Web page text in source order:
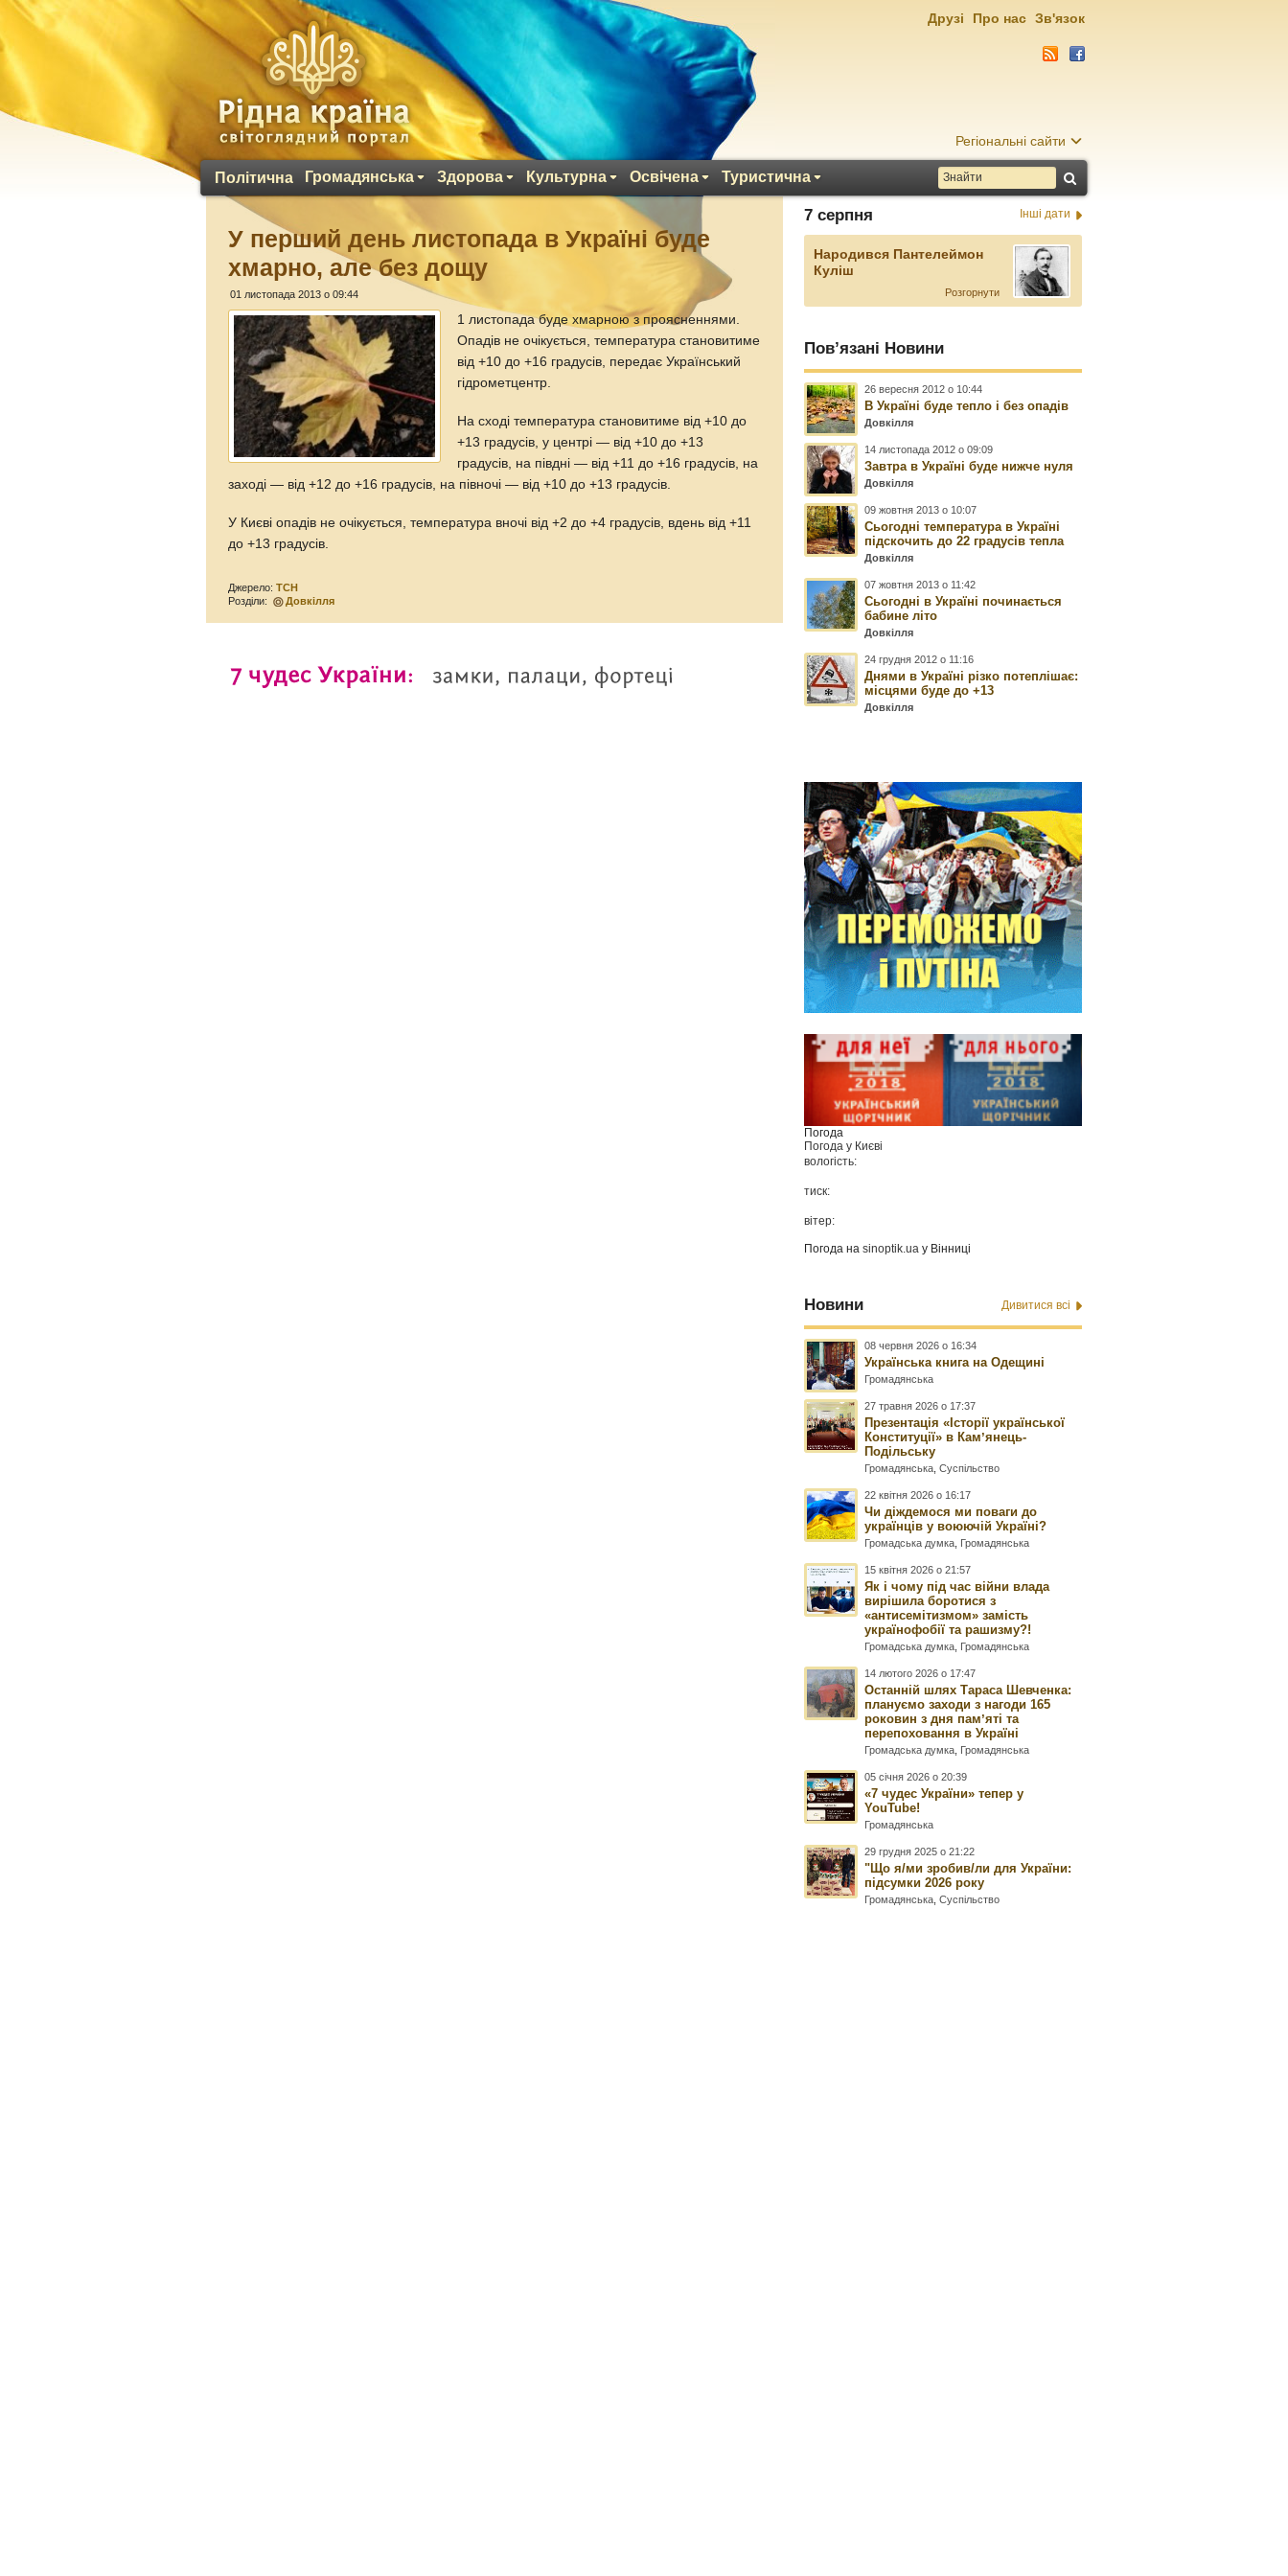
Регіональні сайти
Політична Громадянська Здорова Культурна Освічена Туристична
Друзі Про нас Зв'язок
У перший день листопада в Україні буде
хмарно, але без дощу
01 листопада 2013 о 09:44
1 листопада буде хмарною з проясненнями.
Опадів не очікується, температура становитиме
від +10 до +16 градусів, передає Український
гідрометцентр.
На сході температура становитиме від +10 до
+13 градусів, у центрі — від +10 до +13
градусів, на півдні — від +11 до +16 градусів, на
заході — від +12 до +16 градусів, на півночі — від +10 до +13 градусів.
У Києві опадів не очікується, температура вночі від +2 до +4 градусів, вдень від +11
до +13 градусів.
Джерело:ТСН
Розділи:
Довкілля
7 серпня Інші дати
Народився Пантелеймон
Куліш
Розгорнути
Пов’язані Новини
26 вересня 2012 о 10:44
В Україні буде тепло і без опадів
Довкілля
14 листопада 2012 о 09:09
Завтра в Україні буде нижче нуля
Довкілля
09 жовтня 2013 о 10:07
Сьогодні температура в Україні
підскочить до 22 градусів тепла
Довкілля
07 жовтня 2013 о 11:42
Сьогодні в Україні починається
бабине літо
Довкілля
24 грудня 2012 о 11:16
Днями в Україні різко потеплішає:
місцями буде до +13
Довкілля
Погода
Погода у Києві
вологість:
тиск:
вітер:
Погода наsinoptik.ua у Вінниці
Новини Дивитися всі
08 червня 2026 о 16:34
Українська книга на Одещині
Громадянська
27 травня 2026 о 17:37
Презентація «Історії української
Конституції» в Камʼянець-
Подільську
Громадянська ,Суспільство
22 квітня 2026 о 16:17
Чи діждемося ми поваги до
українців у воюючій Україні?
Громадська думка Громадянська
15 квітня 2026 о 21:57
Як і чому під час війни влада
вирішила боротися з
«антисемітизмом» замість
українофобії та рашизму?!
Громадська думка Громадянська
14 лютого 2026 о 17:47
Останній шлях Тараса Шевченка:
плануємо заходи з нагоди 165
роковин з дня памʼяті та
перепоховання в Україні
Громадська думка Громадянська
05 січня 2026 о 20:39
«7 чудес України» тепер у
YouTube!
Громадянська
29 грудня 2025 о 21:22
"Що я/ми зробив/ли для України:
підсумки 2026 року
Громадянська ,Суспільство